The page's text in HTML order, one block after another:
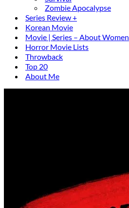
Zombie Apocalypse
Series Review +
Korean Movie
Movie | Series – About Women
Horror Movie Lists
Throwback
Top 20
About Me